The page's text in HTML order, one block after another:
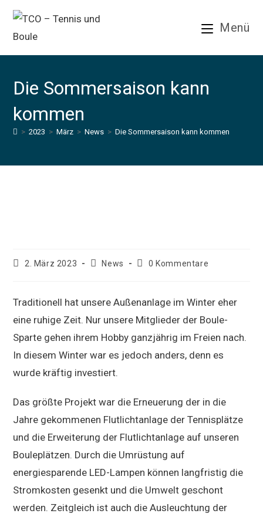
Inhalt
springen
Menü
Die Sommersaison kann
kommen
> 2023 > März > News > Die Sommersaison kann kommen
Beitrag
2. März 2023
Beitrags-
News
Beitrags-
0 Kommentare
Traditionell hat unsere Außenanlage im Winter eher
eine ruhige Zeit. Nur unsere Mitglieder der Boule-
Sparte gehen ihrem Hobby ganzjährig im Freien nach.
In diesem Winter war es jedoch anders, denn es
wurde kräftig investiert.
Das größte Projekt war die Erneuerung der in die
Jahre gekommenen Flutlichtanlage der Tennisplätze
und die Erweiterung der Flutlichtanlage auf unseren
Bouleplätzen. Durch die Umrüstung auf
energiesparende LED-Lampen können langfristig die
Stromkosten gesenkt und die Umwelt geschont
werden. Zeitgleich ist auch die Ausleuchtung der